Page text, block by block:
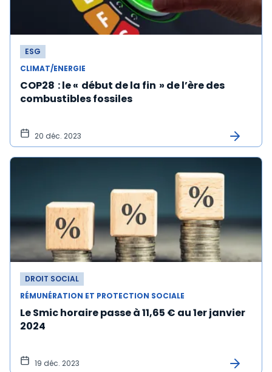
ESG
CLIMAT/ENERGIE
COP28 : le « début de la fin » de l’ère des
combustibles fossiles
20 déc. 2023
DROIT SOCIAL
RÉMUNÉRATION ET PROTECTION SOCIALE
Le Smic horaire passe à 11,65 € au 1er janvier
2024
19 déc. 2023